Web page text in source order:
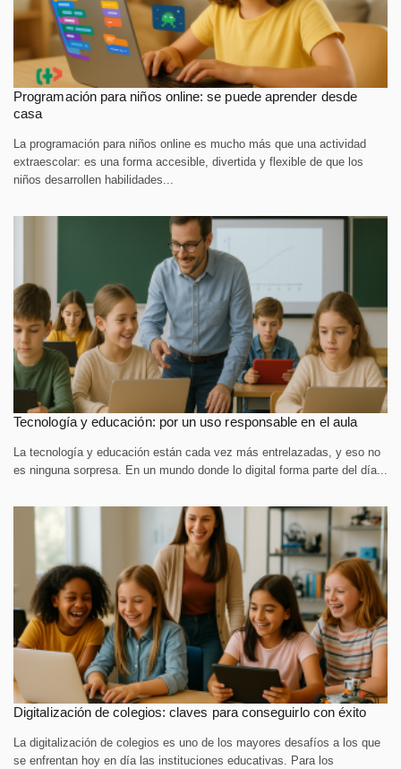
Programación para niños online: se puede aprender desde
casa
La programación para niños online es mucho más que una actividad
extraescolar: es una forma accesible, divertida y flexible de que los
niños desarrollen habilidades...
Tecnología y educación: por un uso responsable en el aula
La tecnología y educación están cada vez más entrelazadas, y eso no
es ninguna sorpresa. En un mundo donde lo digital forma parte del día...
Digitalización de colegios: claves para conseguirlo con éxito
La digitalización de colegios es uno de los mayores desafíos a los que
se enfrentan hoy en día las instituciones educativas. Para los